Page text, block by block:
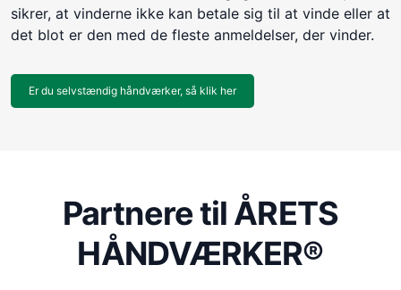
sikrer, at vinderne ikke kan betale sig til at vinde eller at
det blot er den med de fleste anmeldelser, der vinder.
Er du selvstændig håndværker, så klik her
Partnere til ÅRETS
HÅNDVÆRKER®